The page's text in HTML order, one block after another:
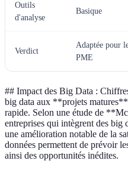
Outils
d'analyse
Basique
Verdict
Adaptée pour
PME
## Impact des Big Data :
big data aux **projets
rapide. Selon une étude de
entreprises qui intègrent des big
une amélioration notable de la
données permettent de prévoir
ainsi des opportunités inédites.